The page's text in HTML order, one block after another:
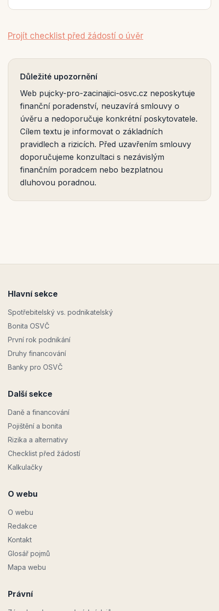
Projít checklist před žádostí o úvěr
Důležité upozornění
Web pujcky-pro-zacinajici-osvc.cz neposkytuje
finanční poradenství, neuzavírá smlouvy o
úvěru a nedoporučuje konkrétní poskytovatele.
Cílem textu je informovat o základních
pravidlech a rizicích. Před uzavřením smlouvy
doporučujeme konzultaci s nezávislým
finančním poradcem nebo bezplatnou
dluhovou poradnou.
Hlavní sekce
Spotřebitelský vs. podnikatelský
Bonita OSVČ
První rok podnikání
Druhy financování
Banky pro OSVČ
Další sekce
Daně a financování
Pojištění a bonita
Rizika a alternativy
Checklist před žádostí
Kalkulačky
O webu
O webu
Redakce
Kontakt
Glosář pojmů
Mapa webu
Právní